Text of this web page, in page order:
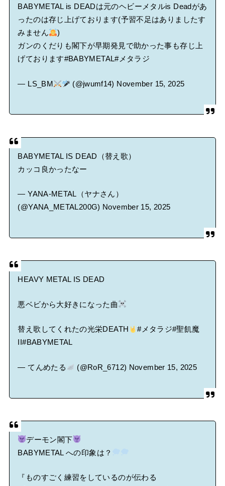
BABYMETAL is DEADは元のヘビーメタルis Deadがあ
ったのは存じ上げております(予習不足はありましたす
みません
)
ガンのくだりも閣下が早期発見で助かった事も存じ上
げております#BABYMETAL#メタラジ
— LS_BM (@jwumf14) November 15, 2025
BABYMETAL IS DEAD（替え歌）
カッコ良かったなー
— YANA-METAL（ヤナさん）
(@YANA_METAL200G) November 15, 2025
HEAVY METAL IS DEAD
悪ベビから大好きになった曲
替え歌してくれたの光栄DEATH #メタラジ#聖飢魔
II#BABYMETAL
— てんめたる (@RoR_6712) November 15, 2025
デーモン閣下
BABYMETAL への印象は？
『ものすごく練習をしているのが伝わる